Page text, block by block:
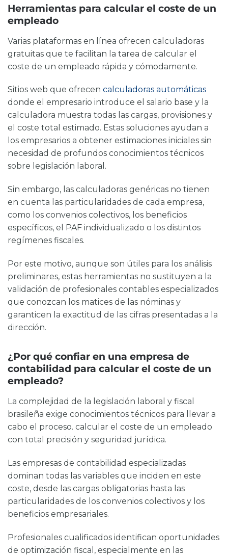
Herramientas para calcular el coste de un
empleado
Varias plataformas en línea ofrecen calculadoras
gratuitas que te facilitan la tarea de calcular el
coste de un empleado rápida y cómodamente.
Sitios web que ofrecen calculadoras automáticas
donde el empresario introduce el salario base y la
calculadora muestra todas las cargas, provisiones y
el coste total estimado. Estas soluciones ayudan a
los empresarios a obtener estimaciones iniciales sin
necesidad de profundos conocimientos técnicos
sobre legislación laboral.
Sin embargo, las calculadoras genéricas no tienen
en cuenta las particularidades de cada empresa,
como los convenios colectivos, los beneficios
específicos, el PAF individualizado o los distintos
regímenes fiscales.
Por este motivo, aunque son útiles para los análisis
preliminares, estas herramientas no sustituyen a la
validación de profesionales contables especializados
que conozcan los matices de las nóminas y
garanticen la exactitud de las cifras presentadas a la
dirección.
¿Por qué confiar en una empresa de
contabilidad para calcular el coste de un
empleado?
La complejidad de la legislación laboral y fiscal
brasileña exige conocimientos técnicos para llevar a
cabo el proceso. calcular el coste de un empleado
con total precisión y seguridad jurídica.
Las empresas de contabilidad especializadas
dominan todas las variables que inciden en este
coste, desde las cargas obligatorias hasta las
particularidades de los convenios colectivos y los
beneficios empresariales.
Profesionales cualificados identifican oportunidades
de optimización fiscal, especialmente en las